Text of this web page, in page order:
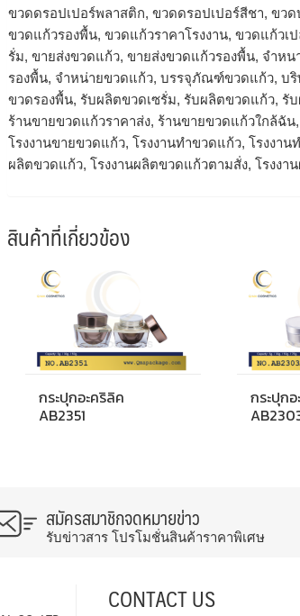
ขวดดรอปเปอร์พลาสติก, ขวดดรอปเปอร์สีชา, ขว
ขวดแก้วรองพื้น, ขวดแก้วราคาโรงงาน, ขวดแก้วเ
รั่ม, ขายส่งขวดแก้ว, ขายส่งขวดแก้วรองพื้น, จำห
รองพื้น, จําหน่ายขวดแก้ว, บรรจุภัณฑ์ขวดแก้ว, บ
ขวดรองพื้น, รับผลิตขวดเซรั่ม, รับผลิตขวดแก้ว,
ร้านขายขวดแก้วราคาส่ง, ร้านขายขวดแก้วใกล้ฉั
โรงงานขายขวดแก้ว, โรงงานทำขวดแก้ว, โรงงา
ผลิตขวดแก้ว, โรงงานผลิตขวดแก้วตามสั่ง, โรงงา
สินค้าที่เกี่ยวข้อง
กระปุกอะคริลิค
AB2351
กระปุก
สมัครสมาชิกจดหมายข่าว
รับข่าวสาร โปรโมชั่นสินค้าราคาพิเศษ
CONTACT US